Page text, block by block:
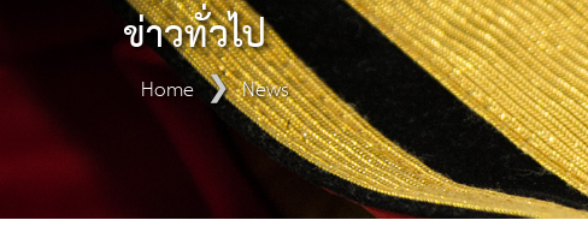
ข่าวทั่วไป
Home News